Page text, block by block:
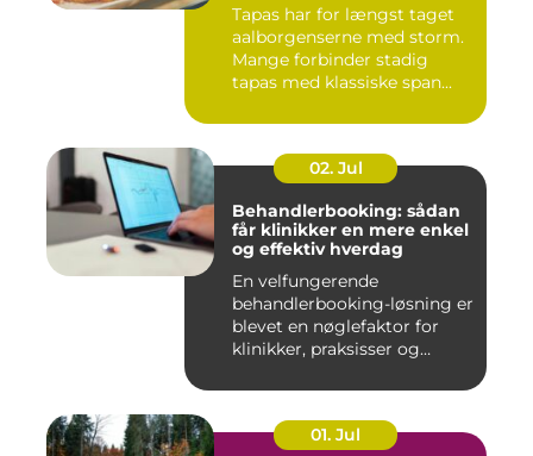
Tapas har for længst taget
aalborgenserne med storm.
Mange forbinder stadig
tapas med klassiske span...
02. Jul
Behandlerbooking: sådan
får klinikker en mere enkel
og effektiv hverdag
En velfungerende
behandlerbooking-løsning er
blevet en nøglefaktor for
klinikker, praksisser og
01. Jul